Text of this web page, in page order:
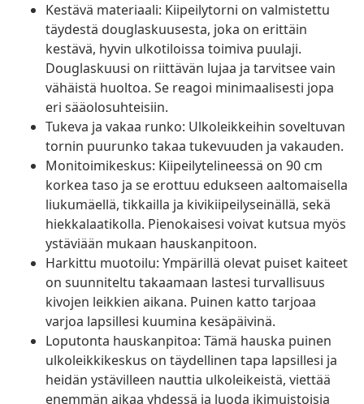
Kestävä materiaali: Kiipeilytorni on valmistettu
täydestä douglaskuusesta, joka on erittäin
kestävä, hyvin ulkotiloissa toimiva puulaji.
Douglaskuusi on riittävän lujaa ja tarvitsee vain
vähäistä huoltoa. Se reagoi minimaalisesti jopa
eri sääolosuhteisiin.
Tukeva ja vakaa runko: Ulkoleikkeihin soveltuvan
tornin puurunko takaa tukevuuden ja vakauden.
Monitoimikeskus: Kiipeilytelineessä on 90 cm
korkea taso ja se erottuu edukseen aaltomaisella
liukumäellä, tikkailla ja kivikiipeilyseinällä, sekä
hiekkalaatikolla. Pienokaisesi voivat kutsua myös
ystäviään mukaan hauskanpitoon.
Harkittu muotoilu: Ympärillä olevat puiset kaiteet
on suunniteltu takaamaan lastesi turvallisuus
kivojen leikkien aikana. Puinen katto tarjoaa
varjoa lapsillesi kuumina kesäpäivinä.
Loputonta hauskanpitoa: Tämä hauska puinen
ulkoleikkikeskus on täydellinen tapa lapsillesi ja
heidän ystävilleen nauttia ulkoleikeistä, viettää
enemmän aikaa yhdessä ja luoda ikimuistoisia